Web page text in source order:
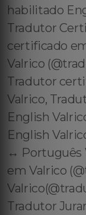
habilitado
Tradutor
certificado
Valrico
Tradutor
Valrico,
English
English
↔️ Português
em Valrico
Tradutor